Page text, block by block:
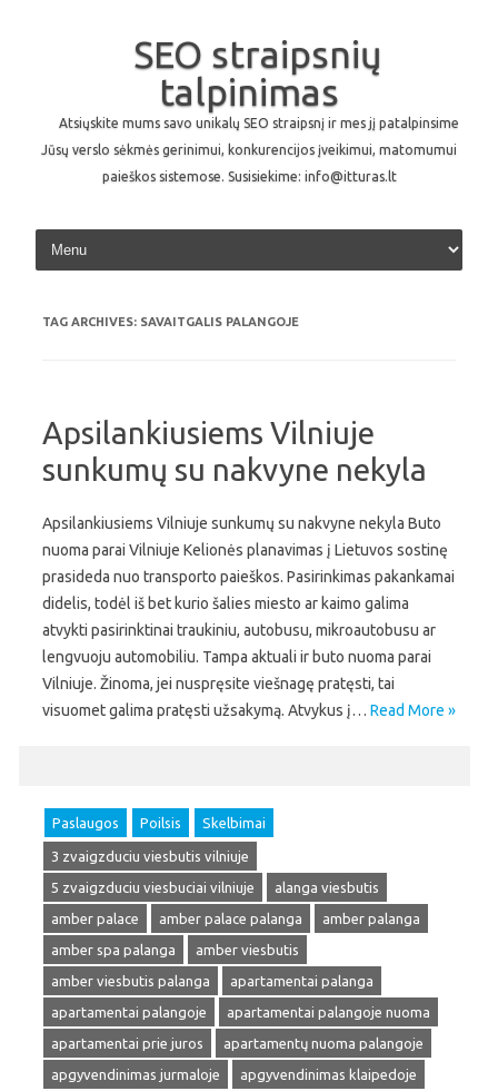
SEO straipsnių
talpinimas
Atsiųskite mums savo unikalų SEO straipsnį ir mes jį patalpinsime
Jūsų verslo sėkmės gerinimui, konkurencijos įveikimui, matomumui
paieškos sistemose. Susisiekime: info@itturas.lt
Skip to content
TAG ARCHIVES: SAVAITGALIS PALANGOJE
Apsilankiusiems Vilniuje
sunkumų su nakvyne nekyla
Apsilankiusiems Vilniuje sunkumų su nakvyne nekyla Buto
nuoma parai Vilniuje Kelionės planavimas į Lietuvos sostinę
prasideda nuo transporto paieškos. Pasirinkimas pakankamai
didelis, todėl iš bet kurio šalies miesto ar kaimo galima
atvykti pasirinktinai traukiniu, autobusu, mikroautobusu ar
lengvuoju automobiliu. Tampa aktuali ir buto nuoma parai
Vilniuje. Žinoma, jei nuspręsite viešnagę pratęsti, tai
visuomet galima pratęsti užsakymą. Atvykus į… Read More »
Paslaugos Poilsis Skelbimai
3 zvaigzduciu viesbutis vilniuje
5 zvaigzduciu viesbuciai vilniuje
alanga viesbutis
amber palace
amber palace palanga
amber palanga
amber spa palanga
amber viesbutis
amber viesbutis palanga
apartamentai palanga
apartamentai palangoje
apartamentai palangoje nuoma
apartamentai prie juros
apartamentų nuoma palangoje
apgyvendinimas jurmaloje
apgyvendinimas klaipedoje